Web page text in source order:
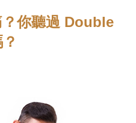
你聽過 Double